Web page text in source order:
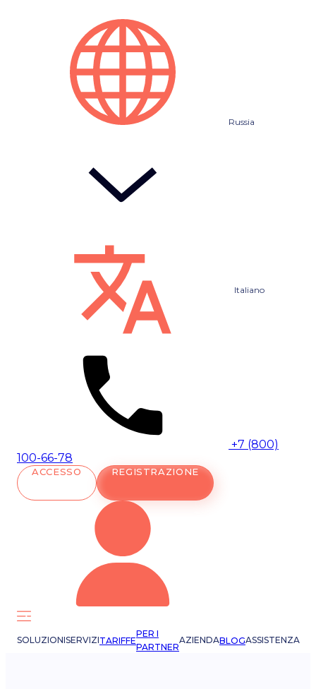
Russia
Italiano
+7 (800)
100-66-78
ACCESSO REGISTRAZIONE
SOLUZIONISERVIZITARIFFE
PER I
PARTNER
AZIENDABLOGASSISTENZA